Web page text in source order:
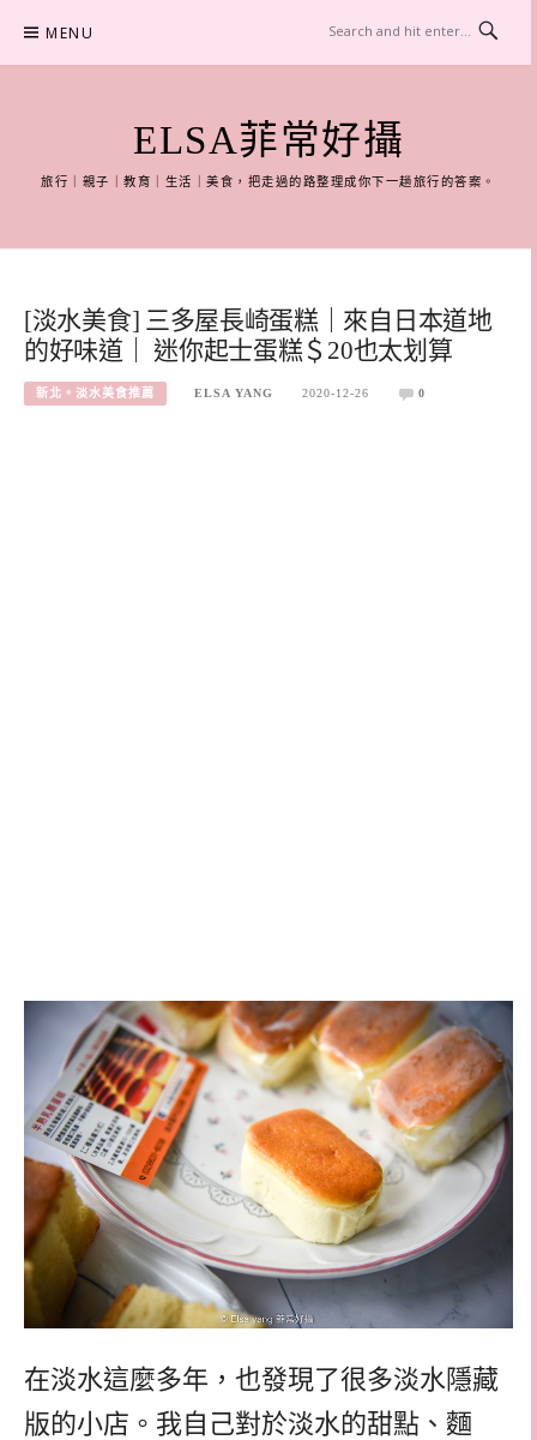
content
MENU
ELSA菲常好攝
旅行｜親子｜教育｜生活｜美食，把走過的路整理成你下一趟旅行的答案。
[淡水美食] 三多屋長崎蛋糕｜來自日本道地
的好味道｜ 迷你起士蛋糕＄20也太划算
新北。淡水美食推薦 ELSA YANG 2020-12-26 0
在淡水這麼多年，也發現了很多淡水隱藏
版的小店。我自己對於淡水的甜點、麵